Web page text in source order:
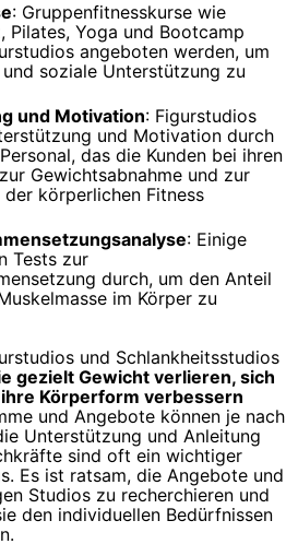
: Gruppenfitnesskurse wie
Pilates, Yoga und Bootcamp
angeboten werden, um
soziale Unterstützung zu
und Motivation: Figurstudios
und Motivation durch
das die Kunden bei ihren
Gewichtsabnahme und zur
der körperlichen Fitness
: Einige
Tests zur
durch, um den Anteil
im Körper zu
und Schlankheitsstudios
gezielt Gewicht verlieren, sich
Körperform verbessern
und Angebote können je nach
Unterstützung und Anleitung
sind oft ein wichtiger
Es ist ratsam, die Angebote und
Studios zu recherchieren und
den individuellen Bedürfnissen